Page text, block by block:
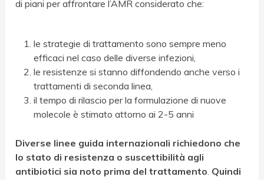
di piani per affrontare l’AMR considerato che:
le strategie di trattamento sono sempre meno
efficaci nel caso delle diverse infezioni,
le resistenze si stanno diffondendo anche verso i
trattamenti di seconda linea,
il tempo di rilascio per la formulazione di nuove
molecole è stimato attorno ai 2-5 anni
Diverse linee guida internazionali richiedono che
lo stato di resistenza o suscettibilità agli
antibiotici sia noto prima del trattamento. Quindi